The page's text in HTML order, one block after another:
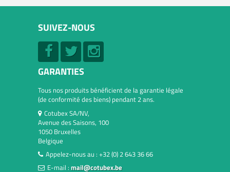
SUIVEZ-NOUS
GARANTIES
Tous nos produits bénéficient de la garantie légale
(de conformité des biens) pendant 2 ans.
Cotubex SA/NV,
Avenue des Saisons, 100
1050 Bruxelles
Belgique
Appelez-nous au : +32 (0) 2 643 36 66
E-mail : mail@cotubex.be